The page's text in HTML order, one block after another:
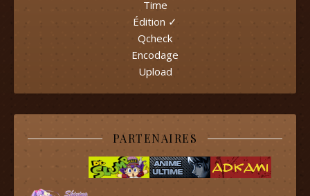
Time
Édition ✓
Qcheck
Encodage
Upload
PARTENAIRES